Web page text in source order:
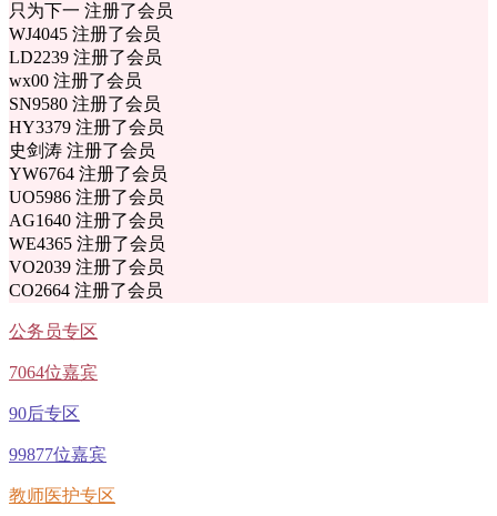
只为下一 注册了会员
WJ4045 注册了会员
LD2239 注册了会员
wx00 注册了会员
SN9580 注册了会员
HY3379 注册了会员
史剑涛 注册了会员
YW6764 注册了会员
UO5986 注册了会员
AG1640 注册了会员
WE4365 注册了会员
VO2039 注册了会员
CO2664 注册了会员
公务员专区
7064位嘉宾
90后专区
99877位嘉宾
教师医护专区